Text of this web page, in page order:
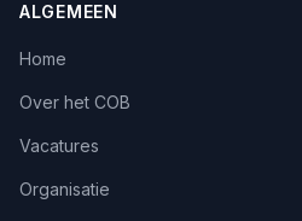
ALGEMEEN
Home
Over het COB
Vacatures
Organisatie